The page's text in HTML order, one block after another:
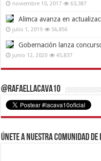
noviembre 10, 2017 63,387
Alimca avanza en
julio 1, 2019 56,856
Gobernación lanza
junio 12, 2020 45,837
@RafaelLacava10
Únete a nuestra comunidad de